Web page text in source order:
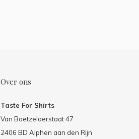
Over ons
Taste For Shirts
Van Boetzelaerstaat 47
2406 BD Alphen aan den Rijn